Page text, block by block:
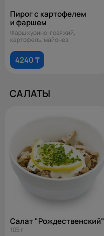
Пирог с картофелем
и фаршем
Фарш курино-говяжий,
картофель, майонез
4240 ₸
САЛАТЫ
Салат "Рождественский"
105 г